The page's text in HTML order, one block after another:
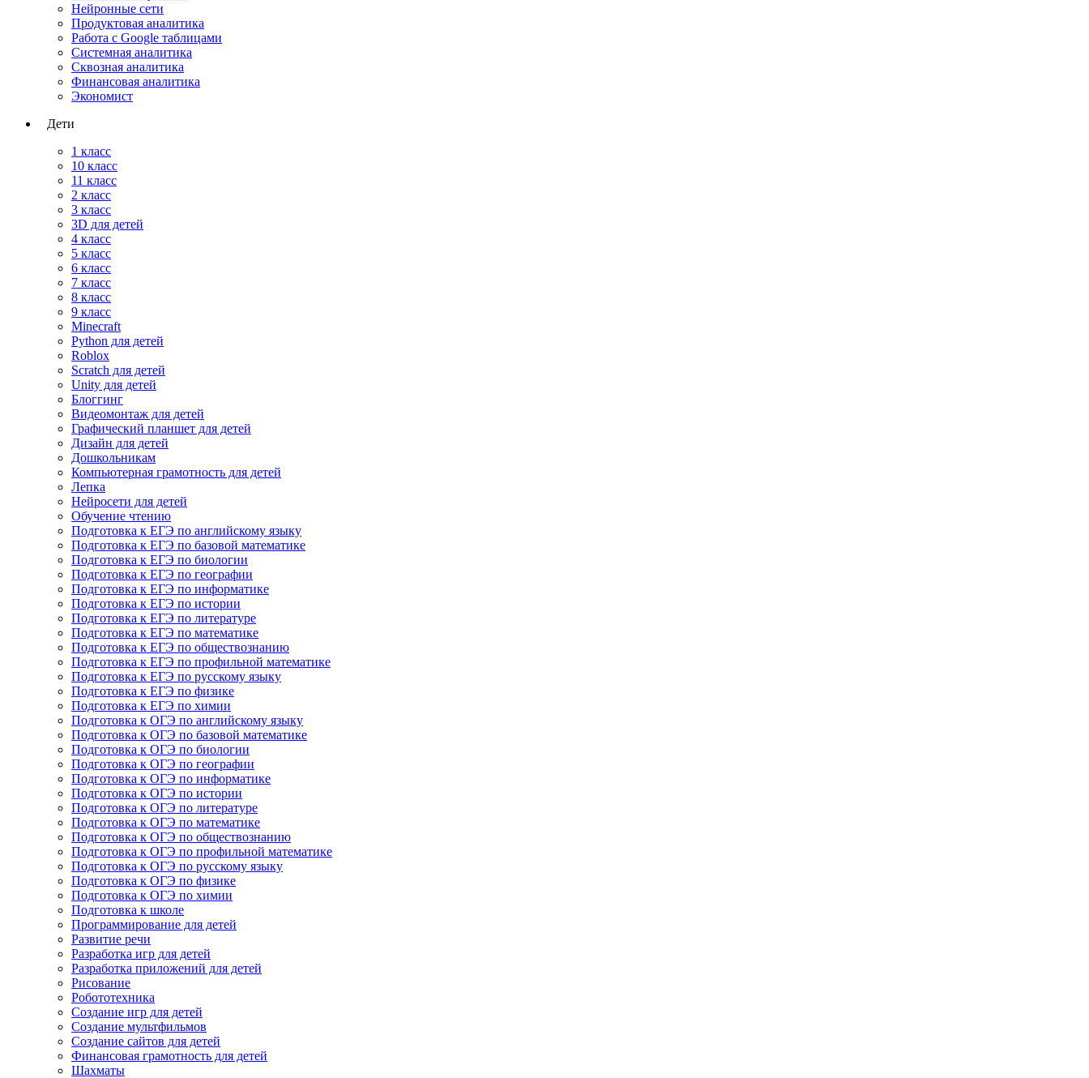
Нейронные сети
Продуктовая аналитика
Работа с Google таблицами
Системная аналитика
Сквозная аналитика
Финансовая аналитика
Экономист
Дети
1 класс
10 класс
11 класс
2 класс
3 класс
3D для детей
4 класс
5 класс
6 класс
7 класс
8 класс
9 класс
Minecraft
Python для детей
Roblox
Scratch для детей
Unity для детей
Блоггинг
Видеомонтаж для детей
Графический планшет для детей
Дизайн для детей
Дошкольникам
Компьютерная грамотность для детей
Лепка
Нейросети для детей
Обучение чтению
Подготовка к ЕГЭ по английскому языку
Подготовка к ЕГЭ по базовой математике
Подготовка к ЕГЭ по биологии
Подготовка к ЕГЭ по географии
Подготовка к ЕГЭ по информатике
Подготовка к ЕГЭ по истории
Подготовка к ЕГЭ по литературе
Подготовка к ЕГЭ по математике
Подготовка к ЕГЭ по обществознанию
Подготовка к ЕГЭ по профильной математике
Подготовка к ЕГЭ по русскому языку
Подготовка к ЕГЭ по физике
Подготовка к ЕГЭ по химии
Подготовка к ОГЭ по английскому языку
Подготовка к ОГЭ по базовой математике
Подготовка к ОГЭ по биологии
Подготовка к ОГЭ по географии
Подготовка к ОГЭ по информатике
Подготовка к ОГЭ по истории
Подготовка к ОГЭ по литературе
Подготовка к ОГЭ по математике
Подготовка к ОГЭ по обществознанию
Подготовка к ОГЭ по профильной математике
Подготовка к ОГЭ по русскому языку
Подготовка к ОГЭ по физике
Подготовка к ОГЭ по химии
Подготовка к школе
Программирование для детей
Развитие речи
Разработка игр для детей
Разработка приложений для детей
Рисование
Робототехника
Создание игр для детей
Создание мультфильмов
Создание сайтов для детей
Финансовая грамотность для детей
Шахматы